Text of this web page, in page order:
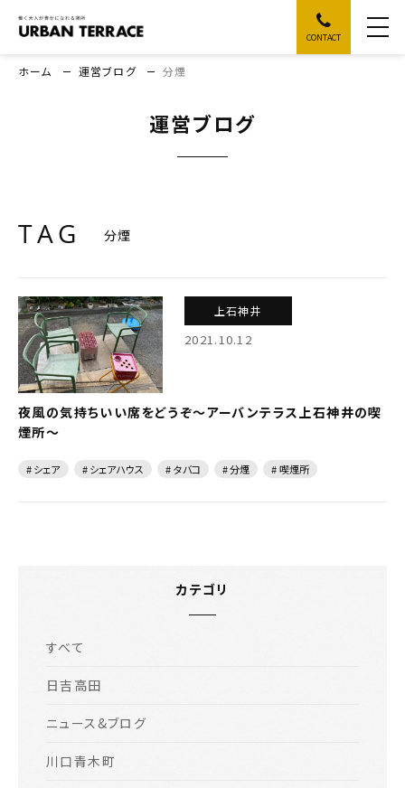
CONTACT
運営ブログ
ホーム 運営ブログ 分煙
TAG 分煙
上石神井
2021.10.12
夜風の気持ちいい席をどうぞ～アーバンテラス上石神井の喫
煙所～
# シェア # シェアハウス # タバコ # 分煙 # 喫煙所
カテゴリ
すべて
日吉高田
ニュース&ブログ
川口青木町